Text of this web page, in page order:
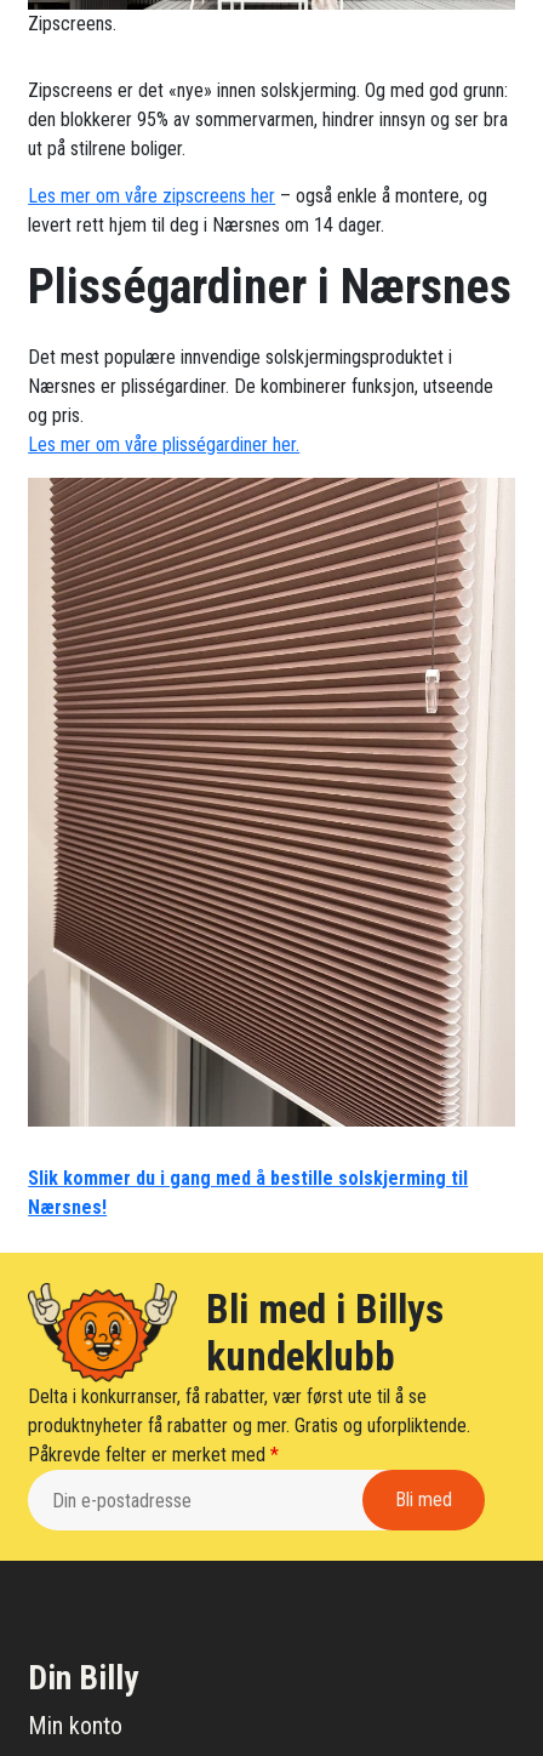
Zipscreens.
Zipscreens er det «nye» innen solskjerming. Og med god grunn:
den blokkerer 95% av sommervarmen, hindrer innsyn og ser bra
ut på stilrene boliger.
Les mer om våre zipscreens her – også enkle å montere, og
levert rett hjem til deg i Nærsnes om 14 dager.
Plisségardiner i Nærsnes
Det mest populære innvendige solskjermingsproduktet i
Nærsnes er plisségardiner. De kombinerer funksjon, utseende
og pris.
Les mer om våre plisségardiner her.
Slik kommer du i gang med å bestille solskjerming til
Nærsnes!
Bli med i Billys
kundeklubb
Delta i konkurranser, få rabatter, vær først ute til å se
produktnyheter få rabatter og mer. Gratis og uforpliktende.
Påkrevde felter er merket med*
Din Billy
Min konto